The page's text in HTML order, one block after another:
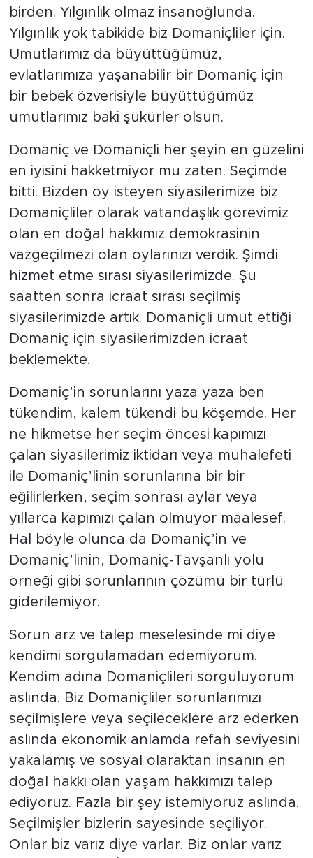
birden. Yılgınlık olmaz insanoğlunda.
Yılgınlık yok tabikide biz Domaniçliler için.
Umutlarımız da büyüttüğümüz,
evlatlarımıza yaşanabilir bir Domaniç için
bir bebek özverisiyle büyüttüğümüz
umutlarımız baki şükürler olsun.
Domaniç ve Domaniçli her şeyin en güzelini
en iyisini hakketmiyor mu zaten. Seçimde
bitti. Bizden oy isteyen siyasilerimize biz
Domaniçliler olarak vatandaşlık görevimiz
olan en doğal hakkımız demokrasinin
vazgeçilmezi olan oylarınızı verdik. Şimdi
hizmet etme sırası siyasilerimizde. Şu
saatten sonra icraat sırası seçilmiş
siyasilerimizde artık. Domaniçli umut ettiği
Domaniç için siyasilerimizden icraat
beklemekte.
Domaniç’in sorunlarını yaza yaza ben
tükendim, kalem tükendi bu köşemde. Her
ne hikmetse her seçim öncesi kapımızı
çalan siyasilerimiz iktidarı veya muhalefeti
ile Domaniç’linin sorunlarına bir bir
eğilirlerken, seçim sonrası aylar veya
yıllarca kapımızı çalan olmuyor maalesef.
Hal böyle olunca da Domaniç’in ve
Domaniç’linin, Domaniç-Tavşanlı yolu
örneği gibi sorunlarının çözümü bir türlü
giderilemiyor.
Sorun arz ve talep meselesinde mi diye
kendimi sorgulamadan edemiyorum.
Kendim adına Domaniçlileri sorguluyorum
aslında. Biz Domaniçliler sorunlarımızı
seçilmişlere veya seçileceklere arz ederken
aslında ekonomik anlamda refah seviyesini
yakalamış ve sosyal olaraktan insanın en
doğal hakkı olan yaşam hakkımızı talep
ediyoruz. Fazla bir şey istemiyoruz aslında.
Seçilmişler bizlerin sayesinde seçiliyor.
Onlar biz varız diye varlar. Biz onlar varız